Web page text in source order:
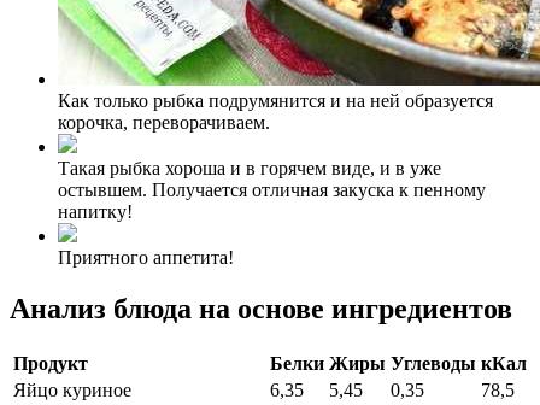
Как только рыбка подрумянится и на ней образуется
корочка, переворачиваем.
Такая рыбка хороша и в горячем виде, и в уже
остывшем. Получается отличная закуска к пенному
напитку!
Приятного аппетита!
Анализ блюда на основе ингредиентов
Продукт Белки Жиры Углеводы кКал
Яйцо куриное
6,35 5,45 0,35
78,5